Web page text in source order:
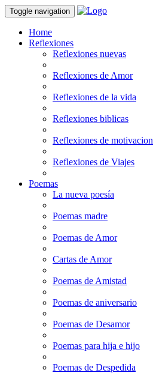
Toggle navigation
Home
Reflexiones
Reflexiones nuevas
Reflexiones de Amor
Reflexiones de la vida
Reflexiones biblicas
Reflexiones de motivacion
Reflexiones de Viajes
Poemas
La nueva poesía
Poemas madre
Poemas de Amor
Cartas de Amor
Poemas de Amistad
Poemas de aniversario
Poemas de Desamor
Poemas para hija e hijo
Poemas de Despedida